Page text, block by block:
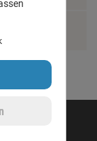
shop.de